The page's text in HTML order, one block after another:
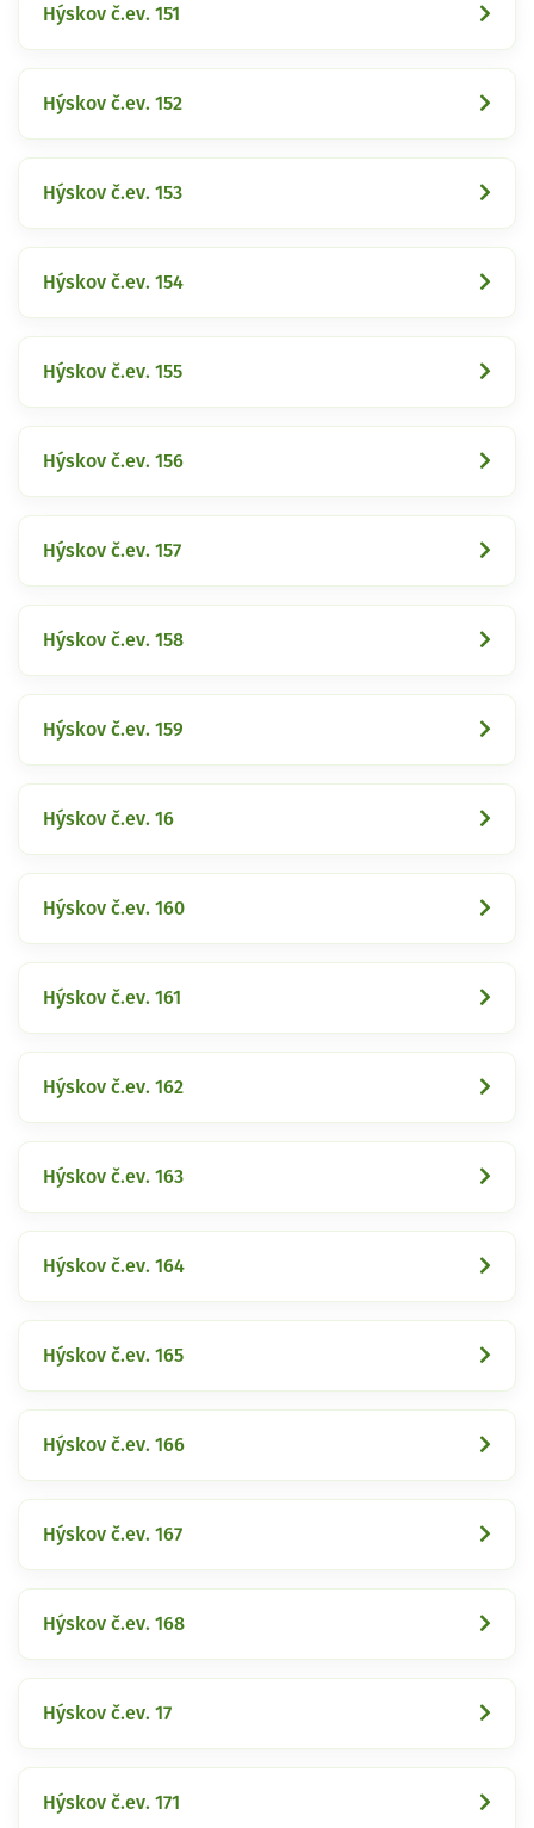
Hýskov č.ev. 151
Hýskov č.ev. 152
Hýskov č.ev. 153
Hýskov č.ev. 154
Hýskov č.ev. 155
Hýskov č.ev. 156
Hýskov č.ev. 157
Hýskov č.ev. 158
Hýskov č.ev. 159
Hýskov č.ev. 16
Hýskov č.ev. 160
Hýskov č.ev. 161
Hýskov č.ev. 162
Hýskov č.ev. 163
Hýskov č.ev. 164
Hýskov č.ev. 165
Hýskov č.ev. 166
Hýskov č.ev. 167
Hýskov č.ev. 168
Hýskov č.ev. 17
Hýskov č.ev. 171